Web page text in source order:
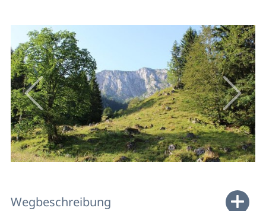
Wegbeschreibung